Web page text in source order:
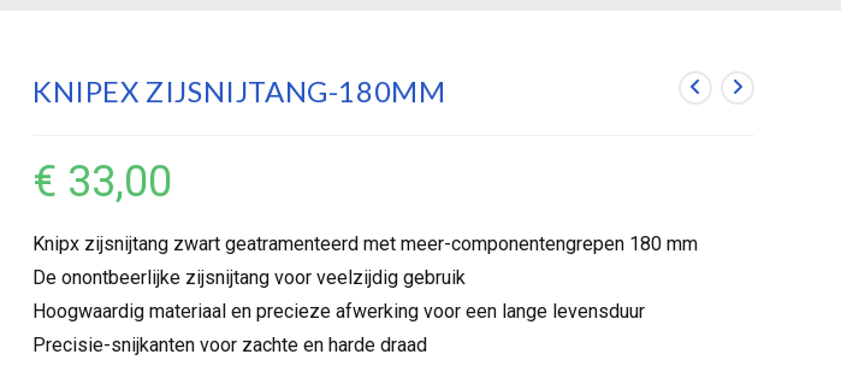
KNIPEX ZIJSNIJTANG-180MM
€ 33,00
Knipx zijsnijtang zwart geatramenteerd met meer-componentengrepen 180 mm
De onontbeerlijke zijsnijtang voor veelzijdig gebruik
Hoogwaardig materiaal en precieze afwerking voor een lange levensduur
Precisie-snijkanten voor zachte en harde draad